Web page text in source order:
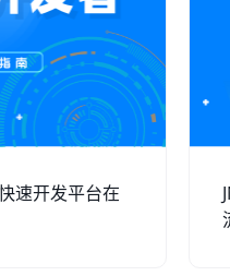
速开发平台在